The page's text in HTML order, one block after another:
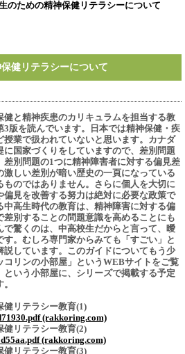
のための精神保健リテラシーについて
健リテラシーについて
健と精神疾患のカリキュラムを担当する教
版を読んでいます。日本では精神保健・疾
業で扱われていないと思います。カナダ
国家づくりをしていますので、差別問題
差別問題の1つに精神障害者に対する偏見差
しい差別が暗い歴史の一頁になっている
ものではありません。さらに個人を大切に
見を改善する努力は絶対に必要な政策で
中高生時代の教育は、精神障害に対する偏
差別することの問題意識を高めることにも
驚くのは、中高校生だからと言って、曖
。むしろ専門家からみても「すごい」と
しています。このガイドについてもう少
コリンの小部屋」というWEBサイトをご覧
という小部屋に、シリーズで掲載する予定
健リテラシー教育(1)
(rakkoring.com)
健リテラシー教育(2)
(rakkoring.com)
健リテラシー教育(3)